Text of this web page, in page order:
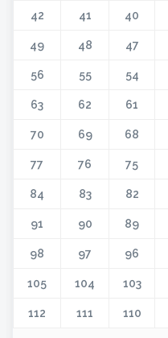
40
41
42
47
48
49
54
55
56
61
62
63
68
69
70
75
76
77
82
83
84
89
90
91
96
97
98
103
104
105
110
111
112